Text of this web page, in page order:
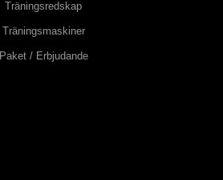
Träningsredskap
Träningsmaskiner
Paket / Erbjudande